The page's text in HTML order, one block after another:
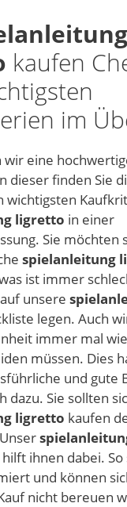
kaufen
im
wir eine
dieser finden Sie
wichtigsten
ligretto in einer
Sie möchten
spielanleitung
ist immer
unsere
legen. Auch
immer mal
müssen. Dies
und gute
dazu. Sie sollten
ligretto kaufen
ihnen dabei. So
und können
nicht bereuen